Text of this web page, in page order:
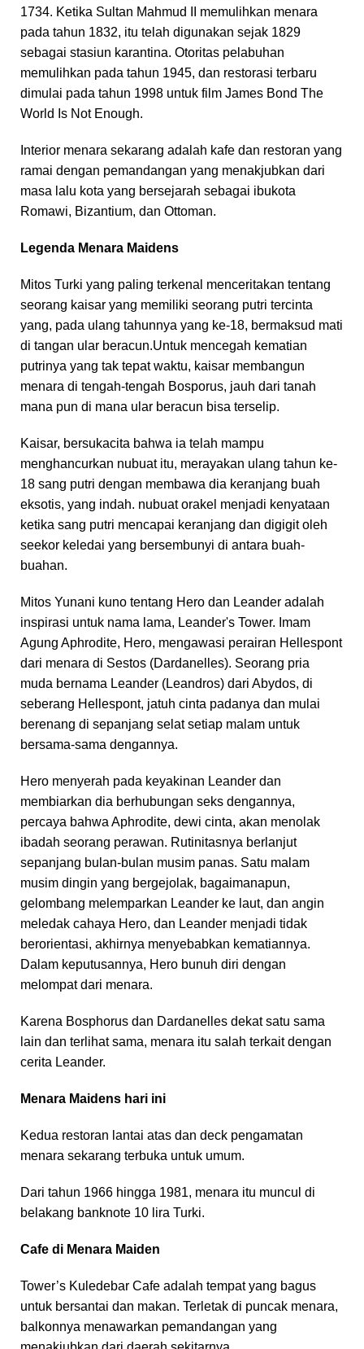
1734. Ketika Sultan Mahmud II memulihkan menara
pada tahun 1832, itu telah digunakan sejak 1829
sebagai stasiun karantina. Otoritas pelabuhan
memulihkan pada tahun 1945, dan restorasi terbaru
dimulai pada tahun 1998 untuk film James Bond The
World Is Not Enough.
Interior menara sekarang adalah kafe dan restoran yang
ramai dengan pemandangan yang menakjubkan dari
masa lalu kota yang bersejarah sebagai ibukota
Romawi, Bizantium, dan Ottoman.
Legenda Menara Maidens
Mitos Turki yang paling terkenal menceritakan tentang
seorang kaisar yang memiliki seorang putri tercinta
yang, pada ulang tahunnya yang ke-18, bermaksud mati
di tangan ular beracun.Untuk mencegah kematian
putrinya yang tak tepat waktu, kaisar membangun
menara di tengah-tengah Bosporus, jauh dari tanah
mana pun di mana ular beracun bisa terselip.
Kaisar, bersukacita bahwa ia telah mampu
menghancurkan nubuat itu, merayakan ulang tahun ke-
18 sang putri dengan membawa dia keranjang buah
eksotis, yang indah. nubuat orakel menjadi kenyataan
ketika sang putri mencapai keranjang dan digigit oleh
seekor keledai yang bersembunyi di antara buah-
buahan.
Mitos Yunani kuno tentang Hero dan Leander adalah
inspirasi untuk nama lama, Leander's Tower. Imam
Agung Aphrodite, Hero, mengawasi perairan Hellespont
dari menara di Sestos (Dardanelles). Seorang pria
muda bernama Leander (Leandros) dari Abydos, di
seberang Hellespont, jatuh cinta padanya dan mulai
berenang di sepanjang selat setiap malam untuk
bersama-sama dengannya.
Hero menyerah pada keyakinan Leander dan
membiarkan dia berhubungan seks dengannya,
percaya bahwa Aphrodite, dewi cinta, akan menolak
ibadah seorang perawan. Rutinitasnya berlanjut
sepanjang bulan-bulan musim panas. Satu malam
musim dingin yang bergejolak, bagaimanapun,
gelombang melemparkan Leander ke laut, dan angin
meledak cahaya Hero, dan Leander menjadi tidak
berorientasi, akhirnya menyebabkan kematiannya.
Dalam keputusannya, Hero bunuh diri dengan
melompat dari menara.
Karena Bosphorus dan Dardanelles dekat satu sama
lain dan terlihat sama, menara itu salah terkait dengan
cerita Leander.
Menara Maidens hari ini
Kedua restoran lantai atas dan deck pengamatan
menara sekarang terbuka untuk umum.
Dari tahun 1966 hingga 1981, menara itu muncul di
belakang banknote 10 lira Turki.
Cafe di Menara Maiden
Tower’s Kuledebar Cafe adalah tempat yang bagus
untuk bersantai dan makan. Terletak di puncak menara,
balkonnya menawarkan pemandangan yang